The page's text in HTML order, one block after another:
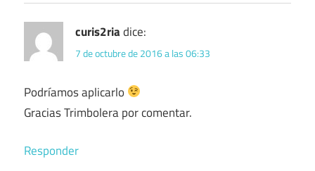
curis2riadice:
7 de octubre de 2016 a las 06:33
Podríamos aplicarlo
Gracias Trimbolera por comentar.
Responder